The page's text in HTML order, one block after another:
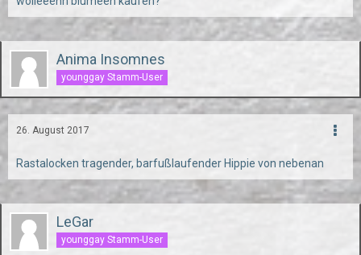
Anima Insomnes
younggay Stamm-User
26. August 2017
Rastalocken tragender, barfußlaufender Hippie von nebenan
LeGar
younggay Stamm-User